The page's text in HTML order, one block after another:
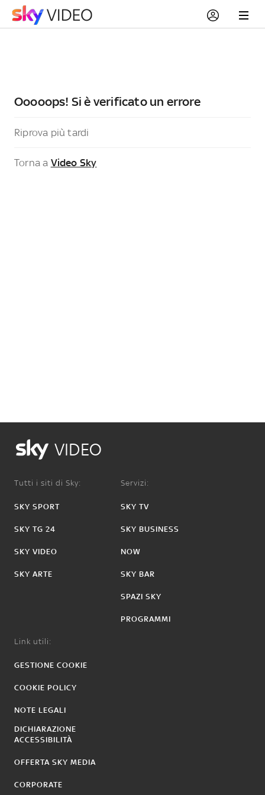
Ooooops! Si è verificato un errore
Riprova più tardi
Torna a Video Sky
VIDEO
Tutti i siti di Sky:
SKY SPORT
SKY TG 24
SKY VIDEO
SKY ARTE
Servizi:
SKY TV
SKY BUSINESS
NOW
SKY BAR
SPAZI SKY
PROGRAMMI
Link utili:
GESTIONE COOKIE
COOKIE POLICY
NOTE LEGALI
DICHIARAZIONE
ACCESSIBILITÀ
OFFERTA SKY MEDIA
CORPORATE